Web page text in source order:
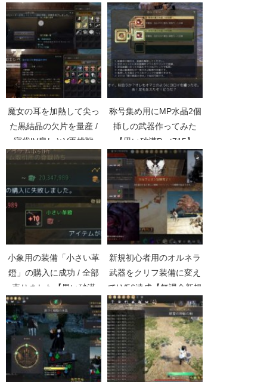
【黒い砂漠Part3793】
魔女の耳を加熱して尖っ
た黒結晶の欠片を量産 /
寝袋IV戻しとV再挑戦
【黒い砂漠Part1231】
称号集め用にMP水晶2個
挿しの武器作ってみた
【黒い砂漠Part715】
小象用の装備「小さい革
鐙」の購入に成功 / 全部
売りました【黒い砂漠
Part1054】
新規初心者用のオルネラ
武器をクリフ装備に変え
てLV56達成【無課金新規
で黒い砂漠Part005】